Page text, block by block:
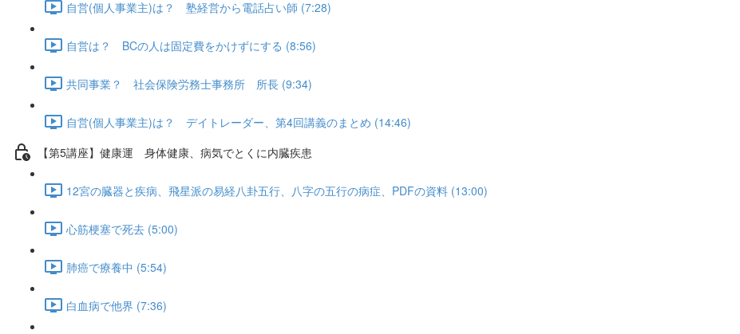
自営(個人事業主)は？ 塾経営から電話占い師 (7:28)
自営は？ BCの人は固定費をかけずにする (8:56)
共同事業？ 社会保険労務士事務所 所長 (9:34)
自営(個人事業主)は？ デイトレーダー、第4回講義のまとめ (14:46)
【第5講座】健康運 身体健康、病気でとくに内臓疾患
12宮の臓器と疾病、飛星派の易経八卦五行、八字の五行の病症、PDFの資料 (13:00)
心筋梗塞で死去 (5:00)
肺癌で療養中 (5:54)
白血病で他界 (7:36)